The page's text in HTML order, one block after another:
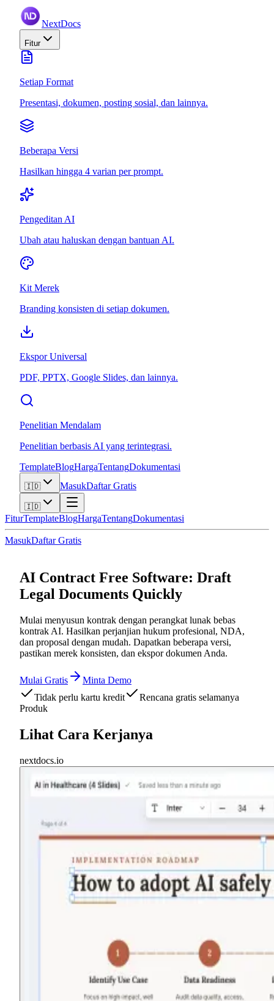
NextDocs
Fitur
Setiap Format
Presentasi, dokumen, posting sosial, dan lainnya.
Beberapa Versi
Hasilkan hingga 4 varian per prompt.
Pengeditan AI
Ubah atau haluskan dengan bantuan AI.
Kit Merek
Branding konsisten di setiap dokumen.
Ekspor Universal
PDF, PPTX, Google Slides, dan lainnya.
Penelitian Mendalam
Penelitian berbasis AI yang terintegrasi.
TemplateBlogHargaTentangDokumentasi
🇮🇩 MasukDaftar Gratis
🇮🇩
FiturTemplateBlogHargaTentangDokumentasi
MasukDaftar Gratis
AI Contract Free Software: Draft
Legal Documents Quickly
Mulai menyusun kontrak dengan perangkat lunak bebas
kontrak AI. Hasilkan perjanjian hukum profesional, NDA,
dan proposal dengan mudah. Dapatkan beberapa versi,
pastikan merek konsisten, dan ekspor dokumen Anda.
Mulai Gratis
Minta Demo
Tidak perlu kartu kredit
Rencana gratis selamanya
Produk
Lihat Cara Kerjanya
nextdocs.io